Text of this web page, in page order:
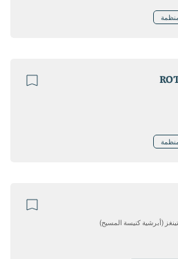
(أبرشية كنيسة المسيح)